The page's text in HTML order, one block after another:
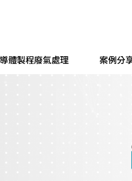
體製程廢氣處理 案例分